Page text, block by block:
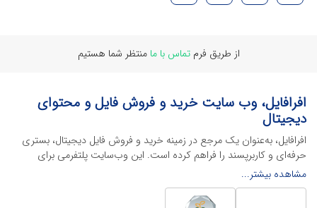
از طریق فرمتماس با ما منتظر شما هستیم
افرافایل، وب سایت خرید و فروش فایل و محتوای
دیجیتال
افرافایل، به‌عنوان یک مرجع در زمینه خرید و فروش فایل دیجیتال، بستری
حرفه‌ای و کاربرپسند را فراهم کرده است. این وب‌سایت‌ پلتفرمی برای
طراحان، دانشجویان و فریلنسرها ایجاد می‌کند تا به راحتی محصولات
دیجیتال خود را به فروش رسانده یا از محتواهایی باکیفیت برای پیشبرد
اهدافشان استفاده کنند.
مشاهده بیشتر...